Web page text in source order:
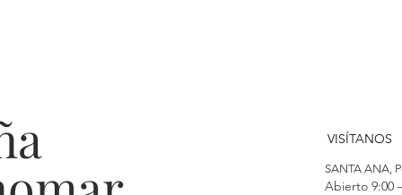
VISÍTANOS
SANTA ANA,
Abierto 9:00